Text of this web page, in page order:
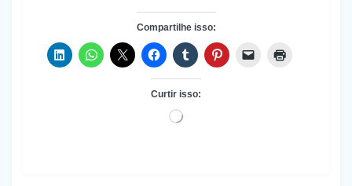
Compartilhe isso:
Curtir isso:
Carregando...